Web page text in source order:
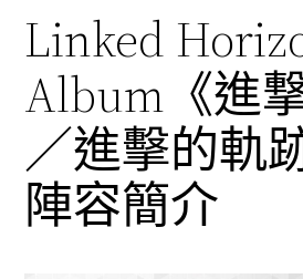
Linked
Album《進
／進擊的軌
陣容簡介